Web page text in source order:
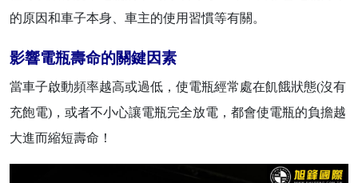
的原因和車子本身、車主的使用習慣等有關。
影響電瓶壽命的關鍵因素
當車子啟動頻率越高或過低，使電瓶經常處在飢餓狀態(沒有
充飽電)，或者不小心讓電瓶完全放電，都會使電瓶的負擔越
大進而縮短壽命！